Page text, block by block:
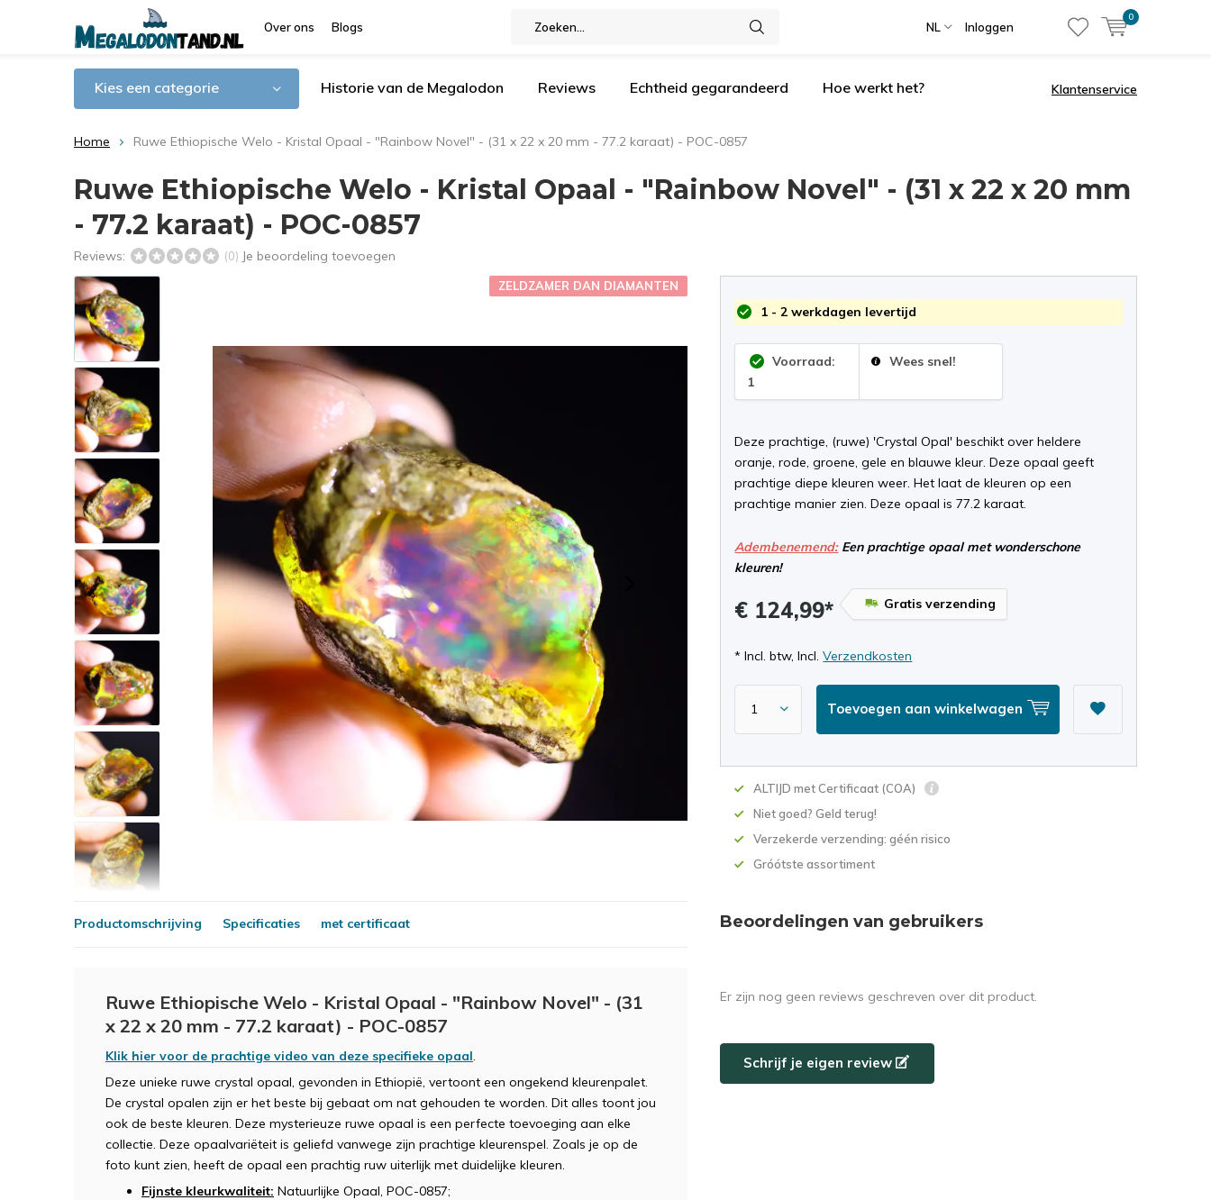
Over ons Blogs NL Inloggen
0
Kies een categorie Historie van de Megalodon Reviews Echtheid gegarandeerd Hoe werkt het? Klantenservice
Home Ruwe Ethiopische Welo - Kristal Opaal - "Rainbow Novel" - (31 x 22 x 20 mm - 77.2 karaat) - POC-0857
Ruwe Ethiopische Welo - Kristal Opaal - "Rainbow Novel" - (31 x 22 x 20 mm
- 77.2 karaat) - POC-0857
Reviews: (0) Je beoordeling toevoegen
ZELDZAMER DAN DIAMANTEN
1 - 2 werkdagen levertijd
Voorraad:
1
Wees snel!
Deze prachtige, (ruwe) 'Crystal Opal' beschikt over heldere
oranje, rode, groene, gele en blauwe kleur. Deze opaal geeft
prachtige diepe kleuren weer. Het laat de kleuren op een
prachtige manier zien. Deze opaal is 77.2 karaat.
Adembenemend:Een prachtige opaal met wonderschone
kleuren!
€ 124,99* Gratis verzending
* Incl. btw, Incl.Verzendkosten
Toevoegen aan winkelwagen
ALTIJD met Certificaat (COA)
Niet goed? Geld terug!
Verzekerde verzending: géén risico
Gróótste assortiment
Productomschrijving Specificaties met certificaat
Ruwe Ethiopische Welo - Kristal Opaal - "Rainbow Novel" - (31
x 22 x 20 mm - 77.2 karaat) - POC-0857
Klik hier voor de prachtige video van deze specifieke opaal
Deze unieke ruwe crystal opaal, gevonden in Ethiopië, vertoont een ongekend kleurenpalet.
De crystal opalen zijn er het beste bij gebaat om nat gehouden te worden. Dit alles toont jou
ook de beste kleuren. Deze mysterieuze ruwe opaal is een perfecte toevoeging aan elke
collectie. Deze opaalvariëteit is geliefd vanwege zijn prachtige kleurenspel. Zoals je op de
foto kunt zien, heeft de opaal een prachtig ruw uiterlijk met duidelijke kleuren.
Fijnste kleurkwaliteit: Natuurlijke Opaal, POC-0857;
Beoordelingen van gebruikers
Er zijn nog geen reviews geschreven over dit product.
Schrijf je eigen review